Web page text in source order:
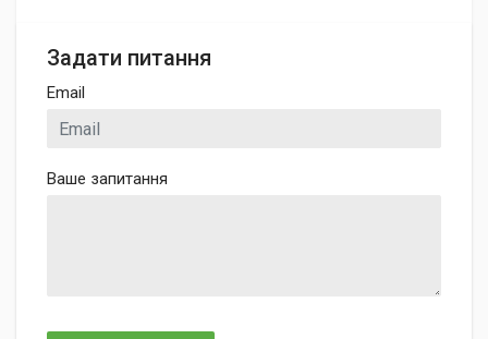
Задати питання
Email
Ваше запитання